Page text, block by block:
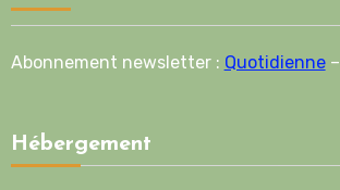
Abonnement newsletter : Quotidienne–
Hébergement